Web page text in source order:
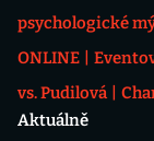
psychologické
ONLINE
vs. Pudilová
Aktuálně